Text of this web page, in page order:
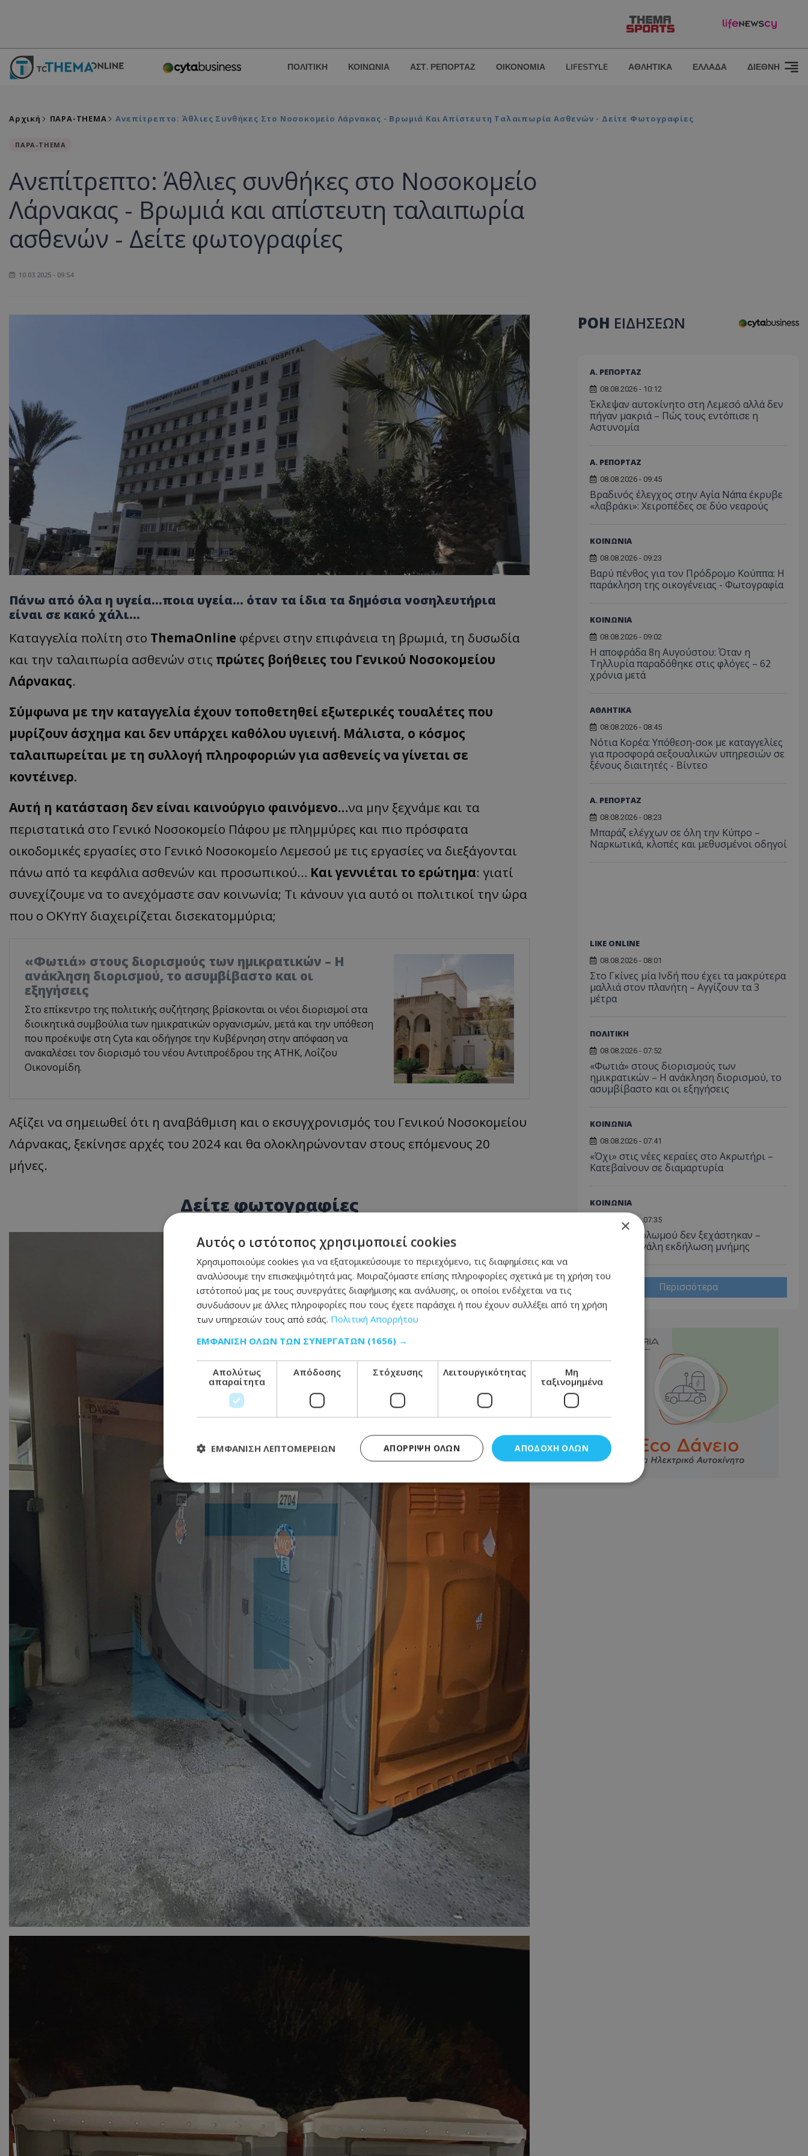
ΠΟΛΙΤΙΚΗ ΚΟΙΝΩΝΙΑ ΑΣΤ. ΡΕΠΟΡΤΑΖ ΟΙΚΟΝΟΜΙΑ LIFESTYLE ΑΘΛΗΤΙΚΑ ΕΛΛΑΔΑ ΔΙΕΘΝΗ
Αρχική ΠΑΡΑ-THEMA Ανεπίτρεπτο: Άθλιες Συνθήκες Στο Νοσοκομείο Λάρνακας - Βρωμιά Και Απίστευτη Ταλαιπωρία Ασθενών - Δείτε Φωτογραφίες
ΠΑΡΑ-THEMA
Ανεπίτρεπτο: Άθλιες συνθήκες στο Νοσοκομείο
Λάρνακας - Βρωμιά και απίστευτη ταλαιπωρία
ασθενών - Δείτε φωτογραφίες
10.03.2025 - 09:54
Πάνω από όλα η υγεία…ποια υγεία… όταν τα ίδια τα δημόσια νοσηλευτήρια
είναι σε κακό χάλι…
Καταγγελία πολίτη στο ThemaOnline φέρνει στην επιφάνεια τη βρωμιά, τη δυσωδία
και την ταλαιπωρία ασθενών στις πρώτες βοήθειες του Γενικού Νοσοκομείου
Λάρνακας.
Σύμφωνα με την καταγγελία έχουν τοποθετηθεί εξωτερικές τουαλέτες που
μυρίζουν άσχημα και δεν υπάρχει καθόλου υγιεινή. Μάλιστα, ο κόσμος
ταλαιπωρείται με τη συλλογή πληροφοριών για ασθενείς να γίνεται σε
κοντέινερ.
Αυτή η κατάσταση δεν είναι καινούργιο φαινόμενο…να μην ξεχνάμε και τα
περιστατικά στο Γενικό Νοσοκομείο Πάφου με πλημμύρες και πιο πρόσφατα
οικοδομικές εργασίες στο Γενικό Νοσοκομείο Λεμεσού με τις εργασίες να διεξάγονται
πάνω από τα κεφάλια ασθενών και προσωπικού… Και γεννιέται το ερώτημα: γιατί
συνεχίζουμε να το ανεχόμαστε σαν κοινωνία; Τι κάνουν για αυτό οι πολιτικοί την ώρα
που ο ΟΚΥπΥ διαχειρίζεται δισεκατομμύρια;
«Φωτιά» στους διορισμούς των ημικρατικών – Η
ανάκληση διορισμού, το ασυμβίβαστο και οι
εξηγήσεις
Στο επίκεντρο της πολιτικής συζήτησης βρίσκονται οι νέοι διορισμοί στα
διοικητικά συμβούλια των ημικρατικών οργανισμών, μετά και την υπόθεση
που προέκυψε στη Cyta και οδήγησε την Κυβέρνηση στην απόφαση να
ανακαλέσει τον διορισμό του νέου Αντιπροέδρου της ΑΤΗΚ, Λοΐζου
Οικονομίδη.
Αξίζει να σημειωθεί ότι η αναβάθμιση και ο εκσυγχρονισμός του Γενικού Νοσοκομείου
Λάρνακας, ξεκίνησε αρχές του 2024 και θα ολοκληρώνονταν στους επόμενους 20
μήνες.
Δείτε φωτογραφίες
ΡΟΗ ΕΙΔΗΣΕΩΝ
Α. ΡΕΠΟΡΤΑΖ
08.08.2026 - 10:12
Έκλεψαν αυτοκίνητο στη Λεμεσό αλλά δεν
πήγαν μακριά – Πώς τους εντόπισε η
Αστυνομία
Α. ΡΕΠΟΡΤΑΖ
08.08.2026 - 09:45
Βραδινός έλεγχος στην Αγία Νάπα έκρυβε
«λαβράκι»: Χειροπέδες σε δύο νεαρούς
ΚΟΙΝΩΝΙΑ
08.08.2026 - 09:23
Βαρύ πένθος για τον Πρόδρομο Κούππα: Η
παράκληση της οικογένειας - Φωτογραφία
ΚΟΙΝΩΝΙΑ
08.08.2026 - 09:02
Η αποφράδα 8η Αυγούστου: Όταν η
Τηλλυρία παραδόθηκε στις φλόγες – 62
χρόνια μετά
ΑΘΛΗΤΙΚΑ
08.08.2026 - 08:45
Νότια Κορέα: Υπόθεση-σοκ με καταγγελίες
για προσφορά σεξουαλικών υπηρεσιών σε
ξένους διαιτητές - Bίντεο
Α. ΡΕΠΟΡΤΑΖ
08.08.2026 - 08:23
Μπαράζ ελέγχων σε όλη την Κύπρο –
Ναρκωτικά, κλοπές και μεθυσμένοι οδηγοί
LIKE ONLINE
08.08.2026 - 08:01
Στο Γκίνες μία Ινδή που έχει τα μακρύτερα
μαλλιά στον πλανήτη – Αγγίζουν τα 3
μέτρα
ΠΟΛΙΤΙΚΗ
08.08.2026 - 07:52
«Φωτιά» στους διορισμούς των
ημικρατικών – Η ανάκληση διορισμού, το
ασυμβίβαστο και οι εξηγήσεις
ΚΟΙΝΩΝΙΑ
08.08.2026 - 07:41
«Όχι» στις νέες κεραίες στο Ακρωτήρι –
Κατεβαίνουν σε διαμαρτυρία
ΚΟΙΝΩΝΙΑ
08.08.2026 - 07:35
Ισαάκ και Σολωμού δεν ξεχάστηκαν –
Απόψε η μεγάλη εκδήλωση μνήμης
Περισσότερα
×
Αυτός ο ιστότοπος χρησιμοποιεί cookies
Χρησιμοποιούμε cookies για να εξατομικεύσουμε το περιεχόμενο, τις διαφημίσεις και να
αναλύσουμε την επισκεψιμότητά μας. Μοιραζόμαστε επίσης πληροφορίες σχετικά με τη χρήση του
ιστότοπού μας με τους συνεργάτες διαφήμισης και ανάλυσης, οι οποίοι ενδέχεται να τις
συνδυάσουν με άλλες πληροφορίες που τους έχετε παράσχει ή που έχουν συλλέξει από τη χρήση
των υπηρεσιών τους από εσάς. Πολιτική Απορρήτου
ΕΜΦΆΝΙΣΗ ΌΛΩΝ ΤΩΝ ΣΥΝΕΡΓΑΤΏΝ (1656) →
Απολύτως
απαραίτητα
Απόδοσης Στόχευσης Λειτουργικότητας
Μη
ταξινομημένα
ΑΠΟΔΟΧΉ ΌΛΩΝ
ΑΠΌΡΡΙΨΗ ΌΛΩΝ
ΕΜΦΆΝΙΣΗ ΛΕΠΤΟΜΕΡΕΙΏΝ
Απολύτως απαραίτητα Απόδοσης Στόχευσης Λειτουργικότητας
Τα απολύτως απαραίτητα cookies επιτρέπουν βασικές λειτουργίες του ιστότοπου, όπως τη σύνδεση χρήστη και τη
διαχείριση λογαριασμού. Ο ιστότοπος δεν μπορεί να χρησιμοποιηθεί σωστά χωρίς τα απολύτως απαραίτητα cookies.
Ονοματεπώνυμο
Πεδίο
Περιγραφή
.lifenewscy.tothemaonline.com
1 χρόνος 3
εβδομάδες
Microsoft Corporation
themasports.tothemaonline.com
πληροφορίες σχετικά με τον τρόπο
τυχόν διαφημίσεις που μπορεί να
έχει δει ο τελικός χρήστης πριν
επισκεφθεί τον εν λόγω ιστότοπο.
VISITOR_PRIVACY_METADATA
.youtube.com
για να αποθηκεύσει τη
συγκατάθεση του χρήστη και τις
επιλογές απορρήτου για την
αλληλεπίδρασή τους με την
ιστοσελίδα. Καταγράφει δεδομένα
σχετικά με τη συγκατάθεση του
επισκέπτη σχετικά με διάφορες
πολιτικές και ρυθμίσεις
απορρήτου, εξασφαλίζοντας ότι
οι προτιμήσεις τους τιμώνται σε
__cf_bm
Cloudflare Inc.
.onesignal.com
29 λεπτά 58
δευτερόλεπτα
Αυτό το cookie χρησιμοποιείται
και ρομπότ. Αυτό είναι επωφελές
για τον ιστότοπο, προκειμένου να
κάνει έγκυρες αναφορές σχετικά με
τη χρήση του ιστότοπού τους.
__cf_bm
Cloudflare Inc.
.twitter.com
29 λεπτά 59
δευτερόλεπτα
Αυτό το cookie χρησιμοποιείται
για τη διάκριση μεταξύ ανθρώπων
και ρομπότ. Αυτό είναι επωφελές
για τον ιστότοπο, προκειμένου να
κάνει έγκυρες αναφορές σχετικά με
τη χρήση του ιστότοπού τους.
Microsoft Corporation
Doubleclick και παρέχει
.tiktok.com
CookieScriptConsent
CookieScript
www.tothemaonline.com
4 εβδομάδες
από την υπηρεσία Cookie-
Script.com για να θυμάται τις
προτιμήσεις συναίνεσης cookie
επισκέπτη Είναι απαραίτητο το
banner cookie Cookie-Script.com
να λειτουργεί σωστά.